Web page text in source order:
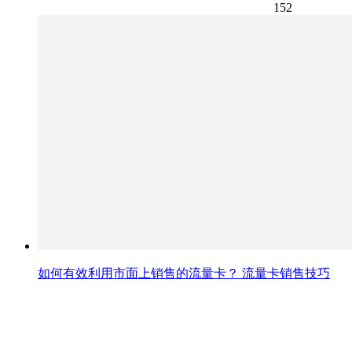
152
如何有效利用市面上销售的流量卡？ 流量卡销售技巧